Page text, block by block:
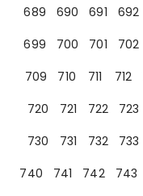
689
690 691 692
699
700 701 702
709
710 711 712
720
721 722 723
730
731 732 733
740
741 742 743